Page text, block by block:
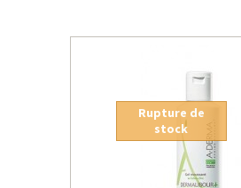
Rupture de
stock